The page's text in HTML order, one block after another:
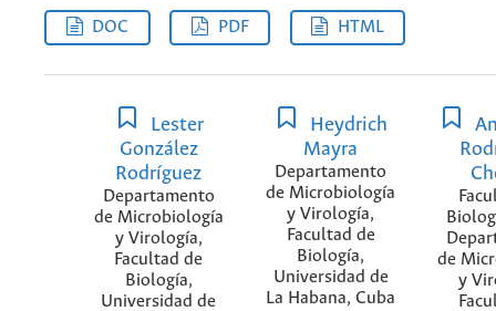
DOC PDF HTML
Lester
González
Rodríguez
Departamento
de Microbiología
y Virología,
Facultad de
Biología,
Universidad de
Heydrich
Mayra
Departamento
de Microbiología
y Virología,
Facultad de
Biología,
Universidad de
La Habana, Cuba
de
y